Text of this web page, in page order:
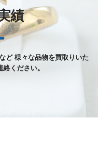
績
ど様々な品物を買取りいた
ください。